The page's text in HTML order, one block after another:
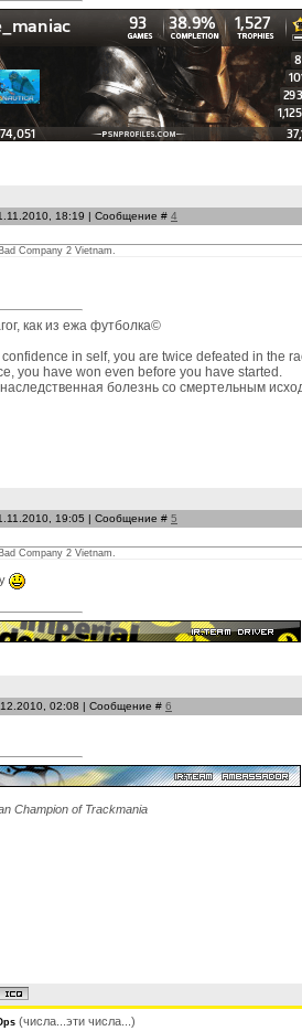
18:19 | Сообщение # 4
Company 2 Vietnam.
как из ежа футболка©
in self, you are twice defeated in the
you have won even before you have started.
болезнь со смертельным
19:05 | Сообщение # 5
Company 2 Vietnam.
02:08 | Сообщение # 6
Champion of Trackmania
(числа...эти числа...)